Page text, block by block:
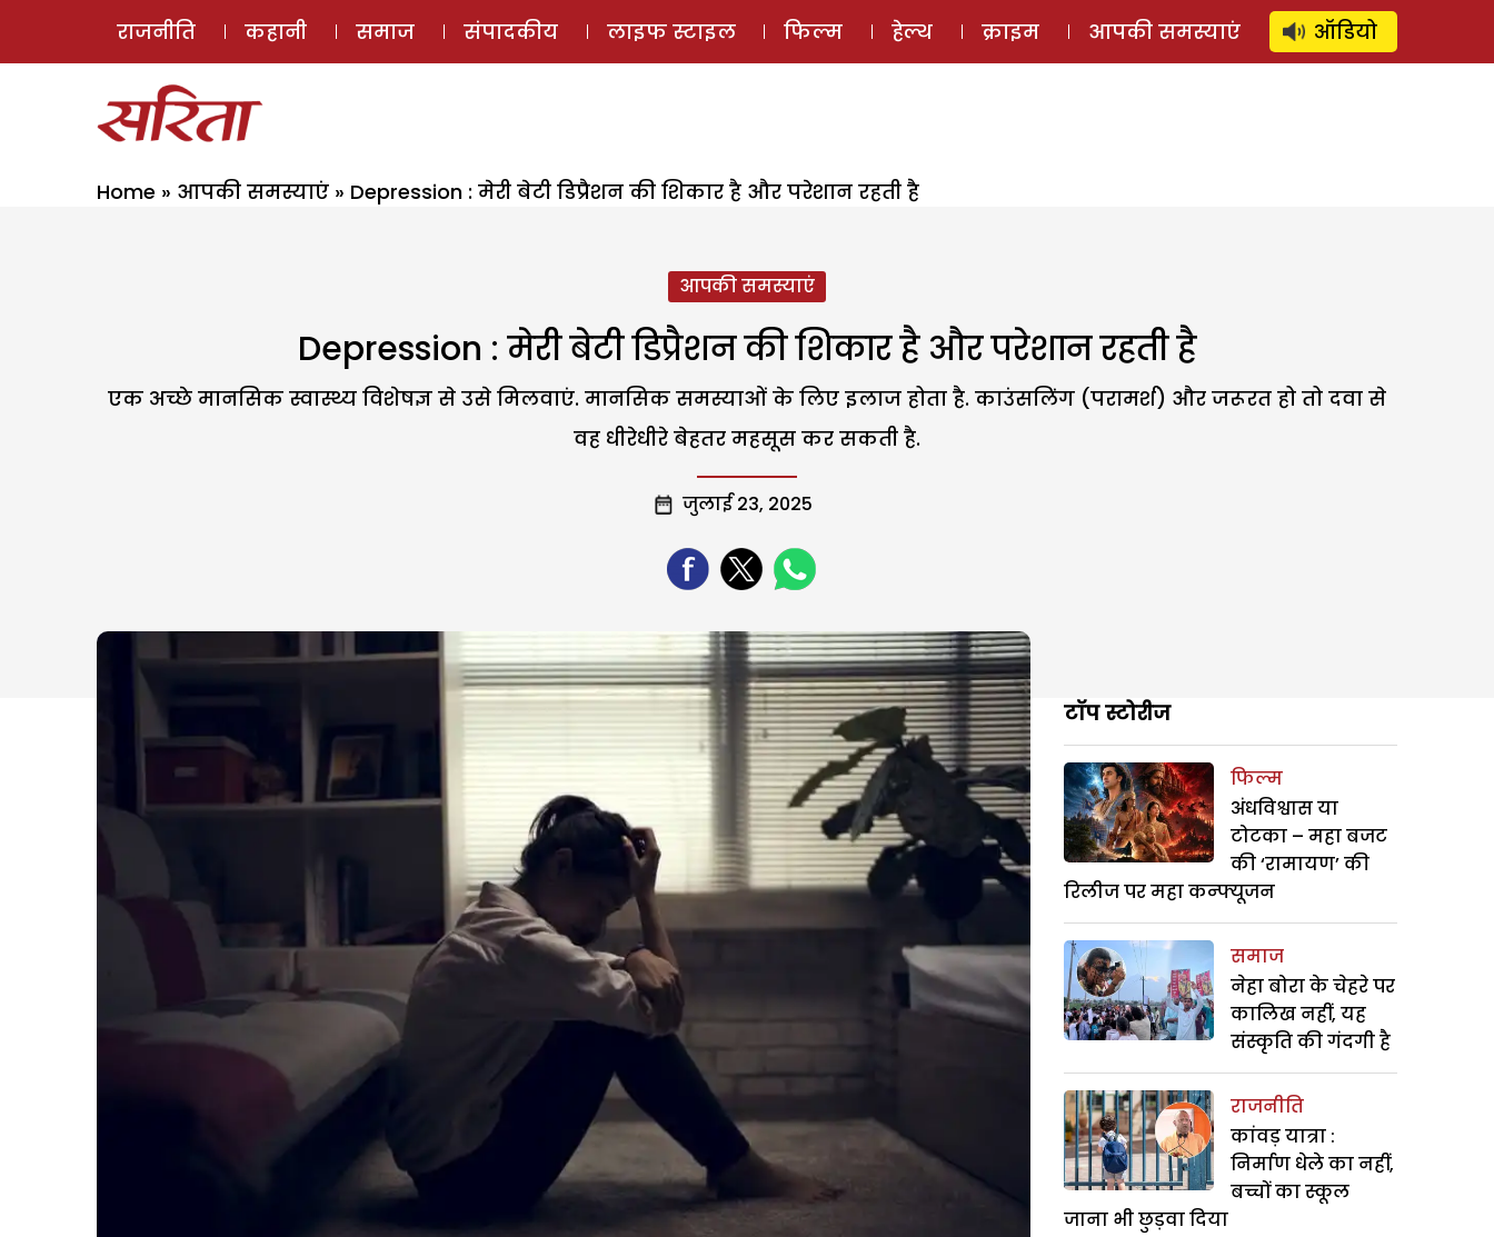
ई-मैगज़ीन ऑडियो स्टोरी लॉग इन ⚲ SUBSCRIBE
राजनीति कहानी समाज संपादकीय लाइफ स्टाइल फिल्म हेल्थ क्राइम आपकी समस्याएं ऑडियो
Home » आपकी समस्याएं » Depression : मेरी बेटी डिप्रैशन की शिकार है और परेशान रहती है
आपकी समस्याएं
Depression : मेरी बेटी डिप्रैशन की शिकार है और परेशान रहती है
एक अच्छे मानसिक स्वास्थ्य विशेषज्ञ से उसे मिलवाएं. मानसिक समस्याओं के लिए इलाज होता है. काउंसलिंग (परामर्श) और जरूरत हो तो दवा से
वह धीरेधीरे बेहतर महसूस कर सकती है.
जुलाई 23, 2025
टॉप स्टोरीज
फिल्म
अंधविश्वास या
टोटका – महा बजट
की ‘रामायण’ की
रिलीज पर महा कन्फ्यूजन
समाज
नेहा बोरा के चेहरे पर
कालिख नहीं, यह
संस्कृति की गंदगी है
राजनीति
कांवड़ यात्रा :
निर्माण धेले का नहीं,
बच्चों का स्कूल
जाना भी छुड़वा दिया